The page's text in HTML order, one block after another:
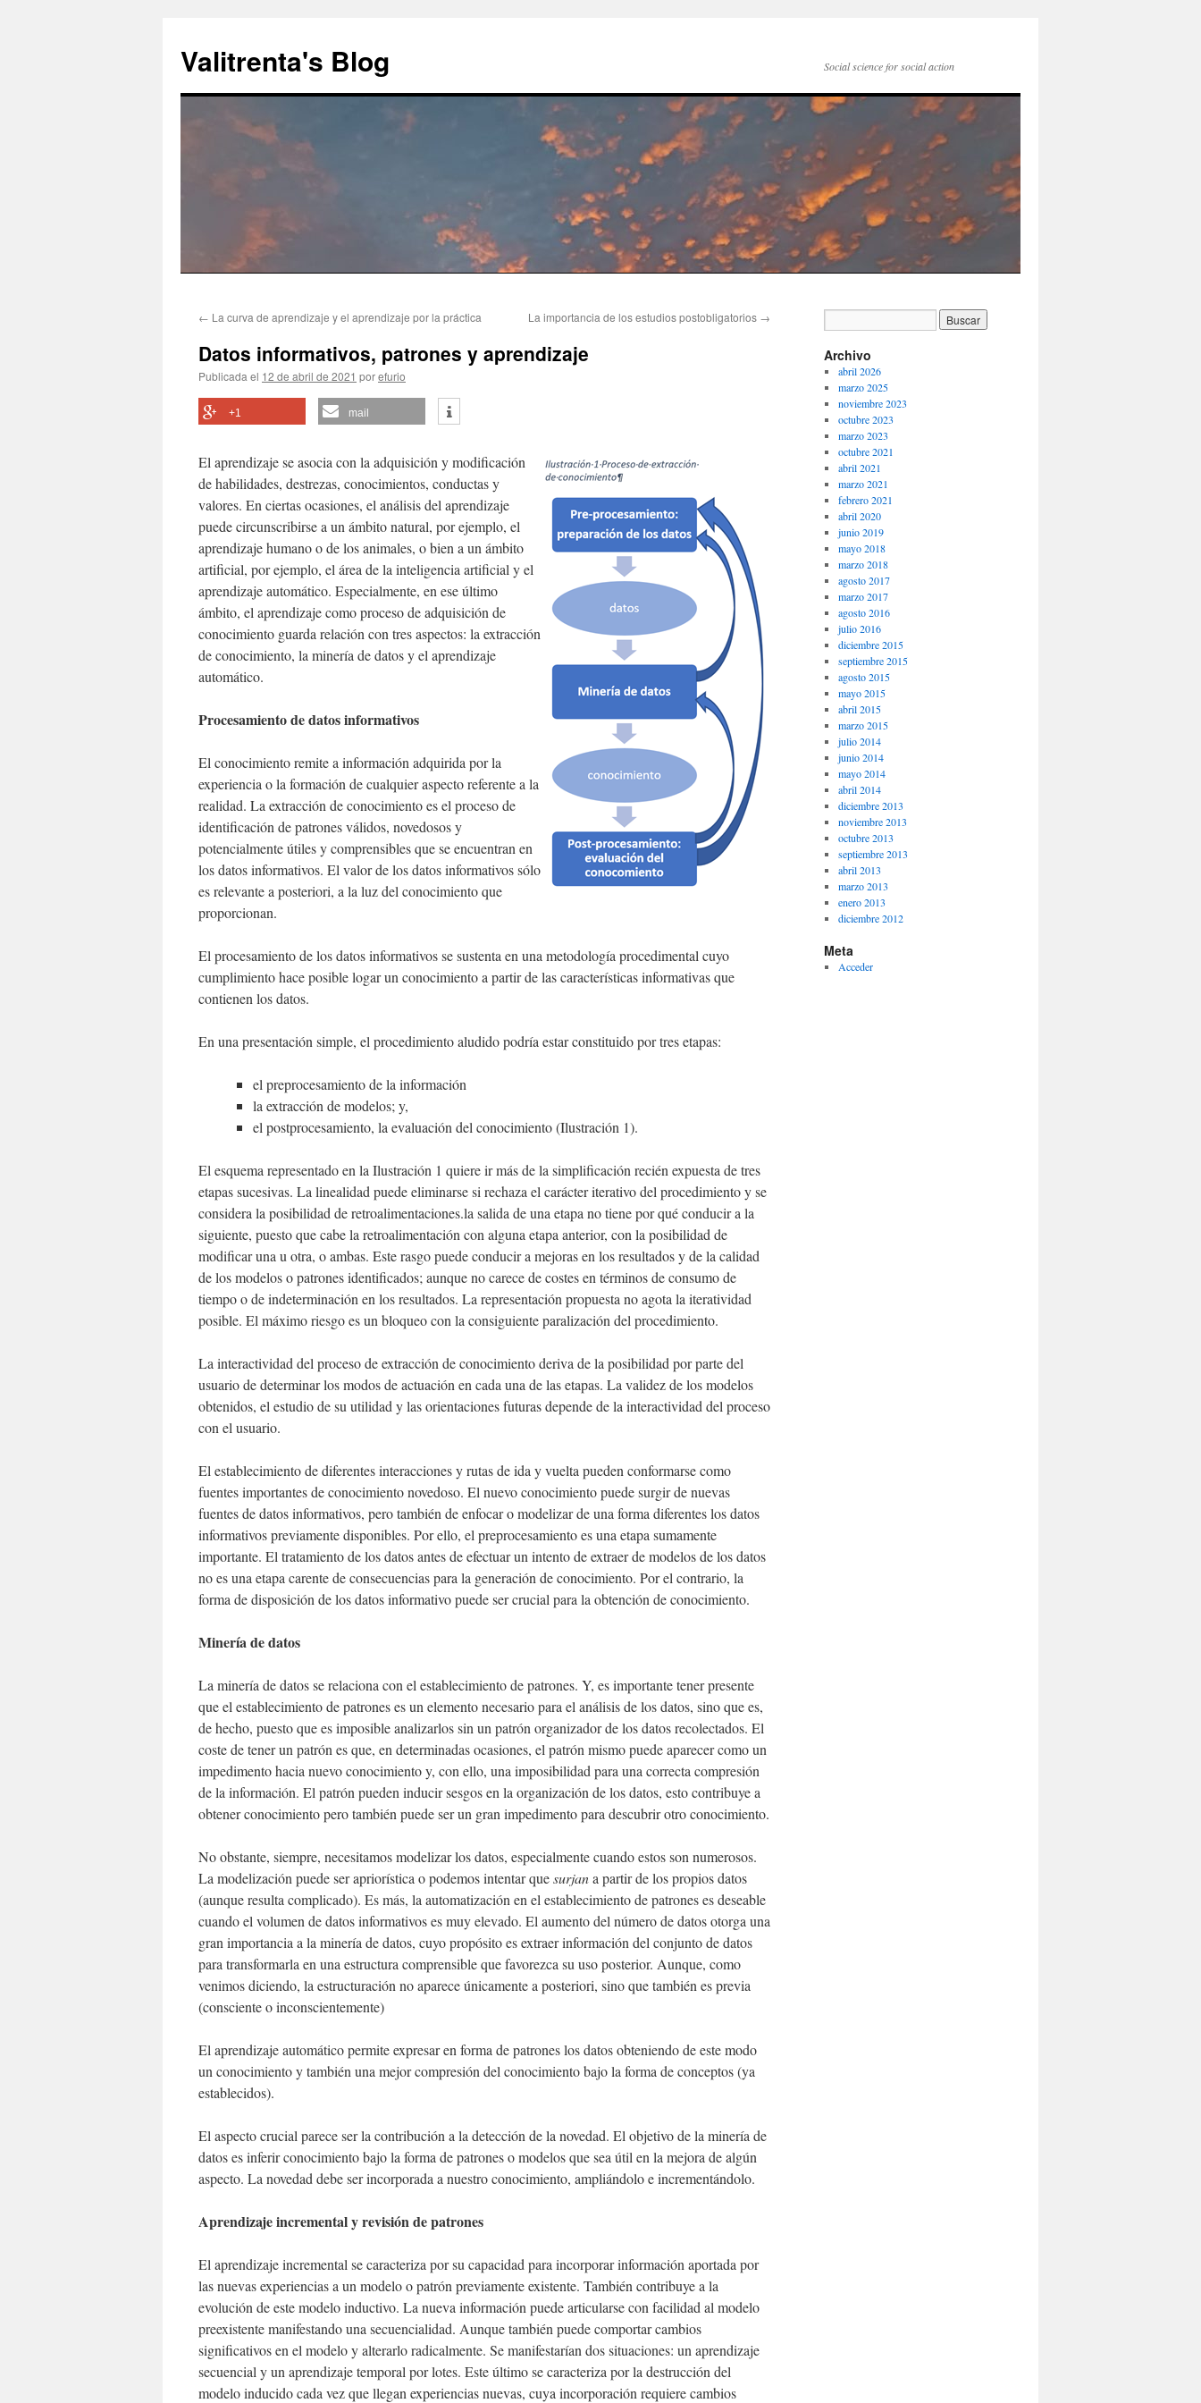
contenido
Valitrenta's Blog Social science for social action
← La curva de aprendizaje y el aprendizaje por la práctica La importancia de los estudios postobligatorios →
Datos informativos, patrones y aprendizaje
Publicada el 12 de abril de 2021 porefurio
+1 mail
El aprendizaje se asocia con la adquisición y modificación
de habilidades, destrezas, conocimientos, conductas y
valores. En ciertas ocasiones, el análisis del aprendizaje
puede circunscribirse a un ámbito natural, por ejemplo, el
aprendizaje humano o de los animales, o bien a un ámbito
artificial, por ejemplo, el área de la inteligencia artificial y el
aprendizaje automático. Especialmente, en ese último
ámbito, el aprendizaje como proceso de adquisición de
conocimiento guarda relación con tres aspectos: la extracción
de conocimiento, la minería de datos y el aprendizaje
automático.
Procesamiento de datos informativos
El conocimiento remite a información adquirida por la
experiencia o la formación de cualquier aspecto referente a la
realidad. La extracción de conocimiento es el proceso de
identificación de patrones válidos, novedosos y
potencialmente útiles y comprensibles que se encuentran en
los datos informativos. El valor de los datos informativos sólo
es relevante a posteriori, a la luz del conocimiento que
proporcionan.
El procesamiento de los datos informativos se sustenta en una metodología procedimental cuyo
cumplimiento hace posible logar un conocimiento a partir de las características informativas que
contienen los datos.
En una presentación simple, el procedimiento aludido podría estar constituido por tres etapas:
el preprocesamiento de la información
la extracción de modelos; y,
el postprocesamiento, la evaluación del conocimiento (Ilustración 1).
El esquema representado en la Ilustración 1 quiere ir más de la simplificación recién expuesta de tres
etapas sucesivas. La linealidad puede eliminarse si rechaza el carácter iterativo del procedimiento y se
considera la posibilidad de retroalimentaciones.la salida de una etapa no tiene por qué conducir a la
siguiente, puesto que cabe la retroalimentación con alguna etapa anterior, con la posibilidad de
modificar una u otra, o ambas. Este rasgo puede conducir a mejoras en los resultados y de la calidad
de los modelos o patrones identificados; aunque no carece de costes en términos de consumo de
tiempo o de indeterminación en los resultados. La representación propuesta no agota la iteratividad
posible. El máximo riesgo es un bloqueo con la consiguiente paralización del procedimiento.
La interactividad del proceso de extracción de conocimiento deriva de la posibilidad por parte del
usuario de determinar los modos de actuación en cada una de las etapas. La validez de los modelos
obtenidos, el estudio de su utilidad y las orientaciones futuras depende de la interactividad del proceso
con el usuario.
El establecimiento de diferentes interacciones y rutas de ida y vuelta pueden conformarse como
fuentes importantes de conocimiento novedoso. El nuevo conocimiento puede surgir de nuevas
fuentes de datos informativos, pero también de enfocar o modelizar de una forma diferentes los datos
informativos previamente disponibles. Por ello, el preprocesamiento es una etapa sumamente
importante. El tratamiento de los datos antes de efectuar un intento de extraer de modelos de los datos
no es una etapa carente de consecuencias para la generación de conocimiento. Por el contrario, la
forma de disposición de los datos informativo puede ser crucial para la obtención de conocimiento.
Minería de datos
La minería de datos se relaciona con el establecimiento de patrones. Y, es importante tener presente
que el establecimiento de patrones es un elemento necesario para el análisis de los datos, sino que es,
de hecho, puesto que es imposible analizarlos sin un patrón organizador de los datos recolectados. El
coste de tener un patrón es que, en determinadas ocasiones, el patrón mismo puede aparecer como un
impedimento hacia nuevo conocimiento y, con ello, una imposibilidad para una correcta compresión
de la información. El patrón pueden inducir sesgos en la organización de los datos, esto contribuye a
obtener conocimiento pero también puede ser un gran impedimento para descubrir otro conocimiento.
No obstante, siempre, necesitamos modelizar los datos, especialmente cuando estos son numerosos.
La modelización puede ser apriorística o podemos intentar quesurjana partir de los propios datos
(aunque resulta complicado). Es más, la automatización en el establecimiento de patrones es deseable
cuando el volumen de datos informativos es muy elevado. El aumento del número de datos otorga una
gran importancia a la minería de datos, cuyo propósito es extraer información del conjunto de datos
para transformarla en una estructura comprensible que favorezca su uso posterior. Aunque, como
venimos diciendo, la estructuración no aparece únicamente a posteriori, sino que también es previa
(consciente o inconscientemente)
El aprendizaje automático permite expresar en forma de patrones los datos obteniendo de este modo
un conocimiento y también una mejor compresión del conocimiento bajo la forma de conceptos (ya
establecidos).
El aspecto crucial parece ser la contribución a la detección de la novedad. El objetivo de la minería de
datos es inferir conocimiento bajo la forma de patrones o modelos que sea útil en la mejora de algún
aspecto. La novedad debe ser incorporada a nuestro conocimiento, ampliándolo e incrementándolo.
Aprendizaje incremental y revisión de patrones
El aprendizaje incremental se caracteriza por su capacidad para incorporar información aportada por
las nuevas experiencias a un modelo o patrón previamente existente. También contribuye a la
evolución de este modelo inductivo. La nueva información puede articularse con facilidad al modelo
preexistente manifestando una secuencialidad. Aunque también puede comportar cambios
significativos en el modelo y alterarlo radicalmente. Se manifestarían dos situaciones: un aprendizaje
secuencial y un aprendizaje temporal por lotes. Este último se caracteriza por la destrucción del
modelo inducido cada vez que llegan experiencias nuevas, cuya incorporación requiere cambios
Archivo
abril 2026
marzo 2025
noviembre 2023
octubre 2023
marzo 2023
octubre 2021
abril 2021
marzo 2021
febrero 2021
abril 2020
junio 2019
mayo 2018
marzo 2018
agosto 2017
marzo 2017
agosto 2016
julio 2016
diciembre 2015
septiembre 2015
agosto 2015
mayo 2015
abril 2015
marzo 2015
julio 2014
junio 2014
mayo 2014
abril 2014
diciembre 2013
noviembre 2013
octubre 2013
septiembre 2013
abril 2013
marzo 2013
enero 2013
diciembre 2012
Meta
Acceder